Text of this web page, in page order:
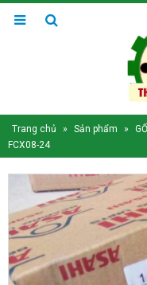
Trang chủ » Sản phẩm »
FCX08-24